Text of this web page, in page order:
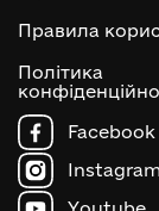
Правила
Політика
Facebook
Instagram